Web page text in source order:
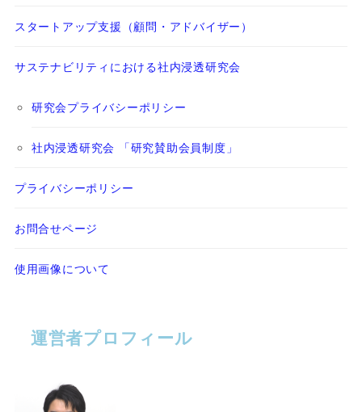
スタートアップ支援（顧問・アドバイザー）
サステナビリティにおける社内浸透研究会
研究会プライバシーポリシー
社内浸透研究会 「研究賛助会員制度」
プライバシーポリシー
お問合せページ
使用画像について
運営者プロフィール